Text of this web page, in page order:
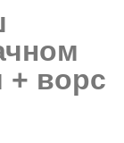
+ ворс